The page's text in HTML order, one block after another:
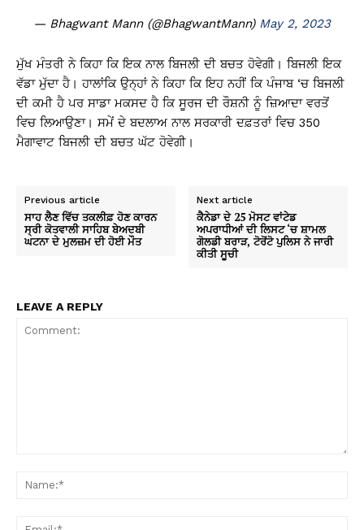
— Bhagwant Mann (@BhagwantMann) May 2, 2023
ਮੁੱਖ ਮੰਤਰੀ ਨੇ ਕਿਹਾ ਕਿ ਇਕ ਨਾਲ ਬਿਜਲੀ ਦੀ ਬਚਤ ਹੋਵੇਗੀ। ਬਿਜਲੀ ਇਕ
ਵੱਡਾ ਮੁੱਦਾ ਹੈ। ਹਾਲਾਂਕਿ ਉਨ੍ਹਾਂ ਨੇ ਕਿਹਾ ਕਿ ਇਹ ਨਹੀਂ ਕਿ ਪੰਜਾਬ ‘ਚ ਬਿਜਲੀ
ਦੀ ਕਮੀ ਹੈ ਪਰ ਸਾਡਾ ਮਕਸਦ ਹੈ ਕਿ ਸੂਰਜ ਦੀ ਰੌਸ਼ਨੀ ਨੂੰ ਜ਼ਿਆਦਾ ਵਰਤੋਂ
ਵਿਚ ਲਿਆਉਣਾ। ਸਮੇਂ ਦੇ ਬਦਲਾਅ ਨਾਲ ਸਰਕਾਰੀ ਦਫ਼ਤਰਾਂ ਵਿਚ 350
ਮੈਗਾਵਾਟ ਬਿਜਲੀ ਦੀ ਬਚਤ ਘੱਟ ਹੋਵੇਗੀ।
Previous article
ਸਾਹ ਲੈਣ ਵਿੱਚ ਤਕਲੀਫ਼ ਹੋਣ ਕਾਰਨ
ਸ੍ਰੀ ਕੋਤਵਾਲੀ ਸਾਹਿਬ ਬੇਅਦਬੀ
ਘਟਨਾ ਦੇ ਮੁਲਜ਼ਮ ਦੀ ਹੋਈ ਮੌਤ
Next article
ਕੈਨੇਡਾ ਦੇ 25 ਮੋਸਟ ਵਾਂਟੇਡ
ਅਪਰਾਧੀਆਂ ਦੀ ਲਿਸਟ ‘ਚ ਸ਼ਾਮਲ
ਗੋਲਡੀ ਬਰਾੜ, ਟੋਰੋਂਟੋ ਪੁਲਿਸ ਨੇ ਜਾਰੀ
ਕੀਤੀ ਸੂਚੀ
LEAVE A REPLY